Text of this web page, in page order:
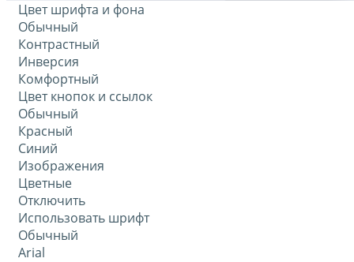
Цвет шрифта и фона
Обычный
Контрастный
Инверсия
Комфортный
Цвет кнопок и ссылок
Обычный
Красный
Синий
Изображения
Цветные
Отключить
Использовать шрифт
Обычный
Arial